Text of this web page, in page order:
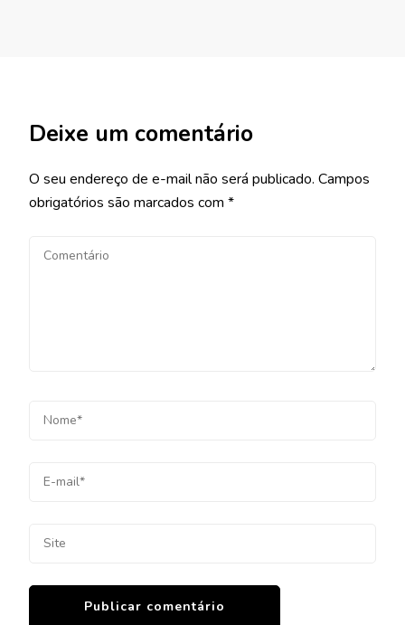
Deixe um comentário
O seu endereço de e-mail não será publicado. Campos
obrigatórios são marcados com *